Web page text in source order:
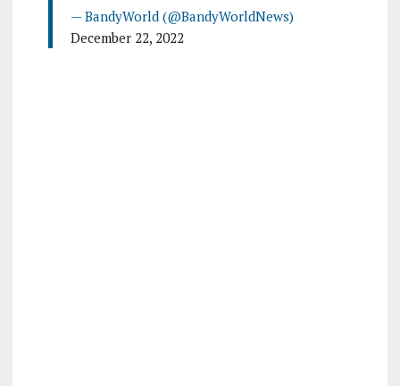
— BandyWorld (@BandyWorldNews)
December 22, 2022